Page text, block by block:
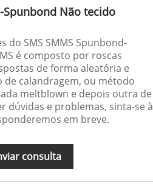
Spunbond Não tecido
do SMS SMMS Spunbond-
é composto por roscas
de forma aleatória e
calandragem, ou método
meltblown e depois outra de
dúvidas e problemas, sinta-se à
em breve.
consulta